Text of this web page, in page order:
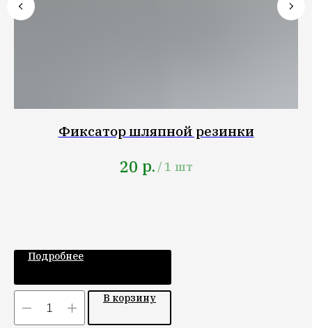
Фиксатор шляпной резинки
20 р. / 1 шт
Подробнее
В корзину